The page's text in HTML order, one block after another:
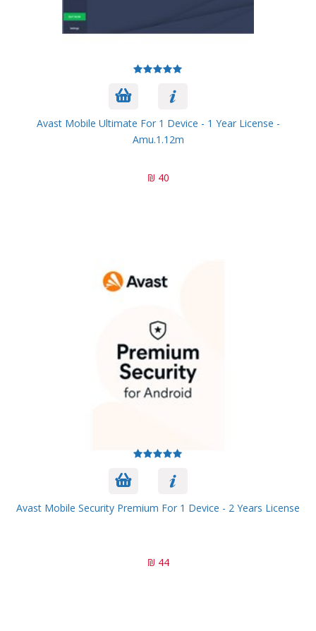
Avast Mobile Ultimate For 1 Device - 1 Year License -
Amu.1.12m
40 ₪
Avast Mobile Security Premium For 1 Device - 2 Years License
44 ₪